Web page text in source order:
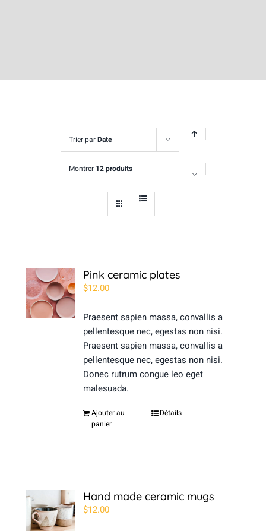
Trier parDate
Montrer 12 produits
Pink ceramic plates
$12.00
Praesent sapien massa, convallis a
pellentesque nec, egestas non nisi.
Praesent sapien massa, convallis a
pellentesque nec, egestas non nisi.
Donec rutrum congue leo eget
malesuada.
Ajouter au
panier
Détails
Hand made ceramic mugs
$12.00